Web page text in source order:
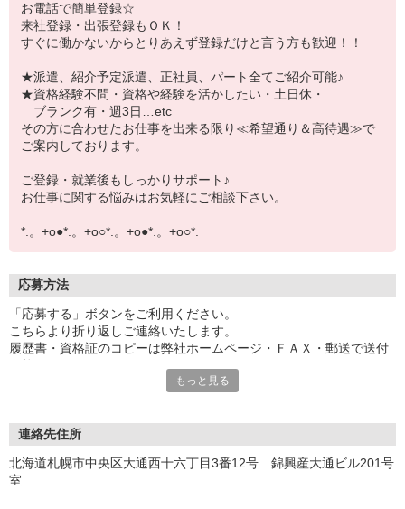
お電話で簡単登録☆
来社登録・出張登録もＯＫ！
すぐに働かないからとりあえず登録だけと言う方も歓迎！！
★派遣、紹介予定派遣、正社員、パート全てご紹介可能♪
★資格経験不問・資格や経験を活かしたい・土日休・
ブランク有・週3日…etc
その方に合わせたお仕事を出来る限り≪希望通り＆高待遇≫で
ご案内しております。
ご登録・就業後もしっかりサポート♪
お仕事に関する悩みはお気軽にご相談下さい。
*.。+o●*.。+o○*.。+o●*.。+o○*.
応募方法
「応募する」ボタンをご利用ください。
こちらより折り返しご連絡いたします。
履歴書・資格証のコピーは弊社ホームページ・ＦＡＸ・郵送で送付
もっと見る
連絡先住所
北海道札幌市中央区大通西十六丁目3番12号 錦興産大通ビル201号
室